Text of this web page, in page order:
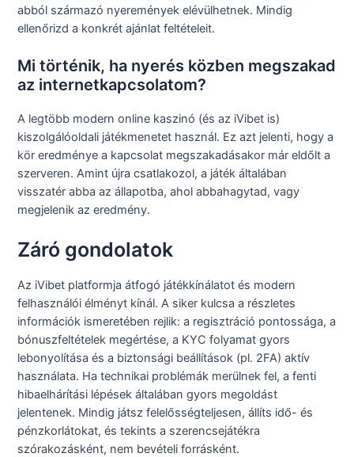
abból származó nyeremények elévülhetnek. Mindig
ellenőrizd a konkrét ajánlat feltételeit.
Mi történik, ha nyerés közben megszakad
az internetkapcsolatom?
A legtöbb modern online kaszinó (és az iVibet is)
kiszolgálóoldali játékmenetet használ. Ez azt jelenti, hogy a
kör eredménye a kapcsolat megszakadásakor már eldőlt a
szerveren. Amint újra csatlakozol, a játék általában
visszatér abba az állapotba, ahol abbahagytad, vagy
megjelenik az eredmény.
Záró gondolatok
Az iVibet platformja átfogó játékkínálatot és modern
felhasználói élményt kínál. A siker kulcsa a részletes
információk ismeretében rejlik: a regisztráció pontossága, a
bónuszfeltételek megértése, a KYC folyamat gyors
lebonyolítása és a biztonsági beállítások (pl. 2FA) aktív
használata. Ha technikai problémák merülnek fel, a fenti
hibaelhárítási lépések általában gyors megoldást
jelentenek. Mindig játsz felelősségteljesen, állíts idő- és
pénzkorlátokat, és tekints a szerencsejátékra
szórakozásként, nem bevételi forrásként.